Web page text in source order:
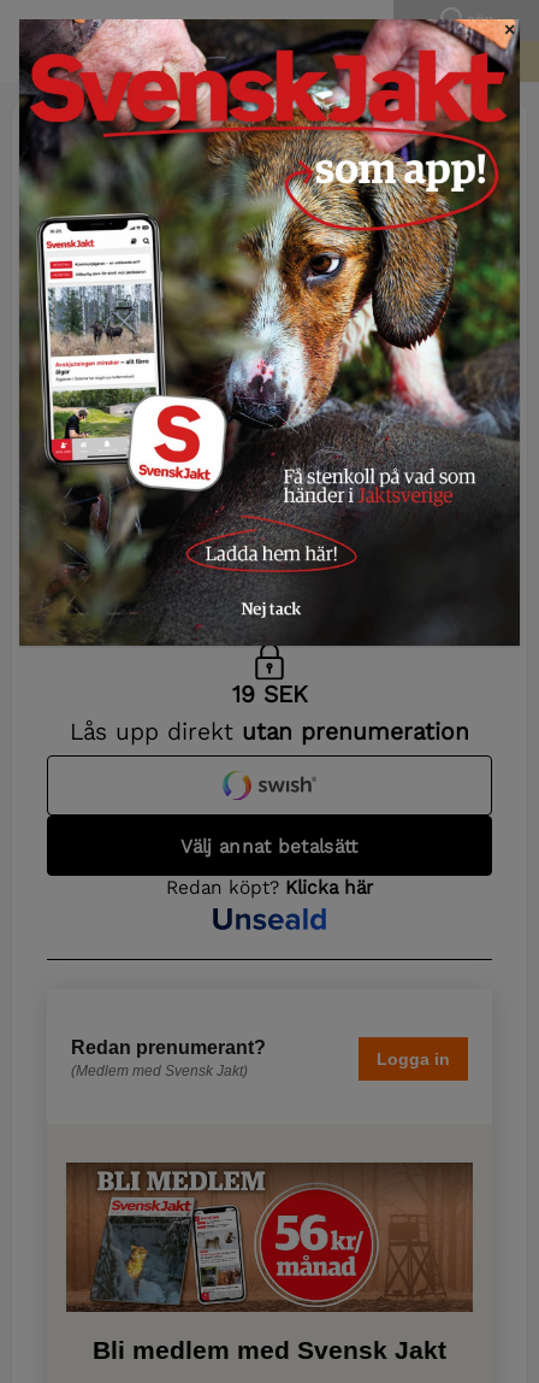
SÖK
BLI MEDLEM
Publicerad 24 april 2026 - 10:00
Svenska EU-
parlamentariker krävde
svar om vargens
referensvärde
Redan prenumerant?
(Medlem med Svensk Jakt)
Logga in
Bli medlem med Svensk Jakt
×